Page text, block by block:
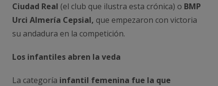
Ciudad Real (el club que ilustra esta crónica) o BMP
Urci Almería Cepsial, que empezaron con victoria
su andadura en la competición.
Los infantiles abren la veda
La categoría infantil femenina fue la que